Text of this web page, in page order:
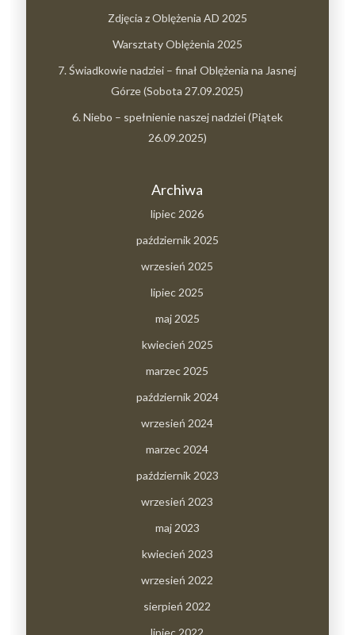
Zdjęcia z Oblężenia AD 2025
Warsztaty Oblężenia 2025
7. Świadkowie nadziei – finał Oblężenia na Jasnej
Górze (Sobota 27.09.2025)
6. Niebo – spełnienie naszej nadziei (Piątek
26.09.2025)
Archiwa
lipiec 2026
październik 2025
wrzesień 2025
lipiec 2025
maj 2025
kwiecień 2025
marzec 2025
październik 2024
wrzesień 2024
marzec 2024
październik 2023
wrzesień 2023
maj 2023
kwiecień 2023
wrzesień 2022
sierpień 2022
lipiec 2022